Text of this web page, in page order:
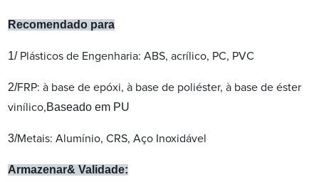
Recomendado para
1/ Plásticos de Engenharia: ABS, acrílico, PC, PVC
2/FRP: à base de epóxi, à base de poliéster, à base de éster
vinílico,Baseado em PU
3/Metais: Alumínio, CRS, Aço Inoxidável
Armazenar& Validade: